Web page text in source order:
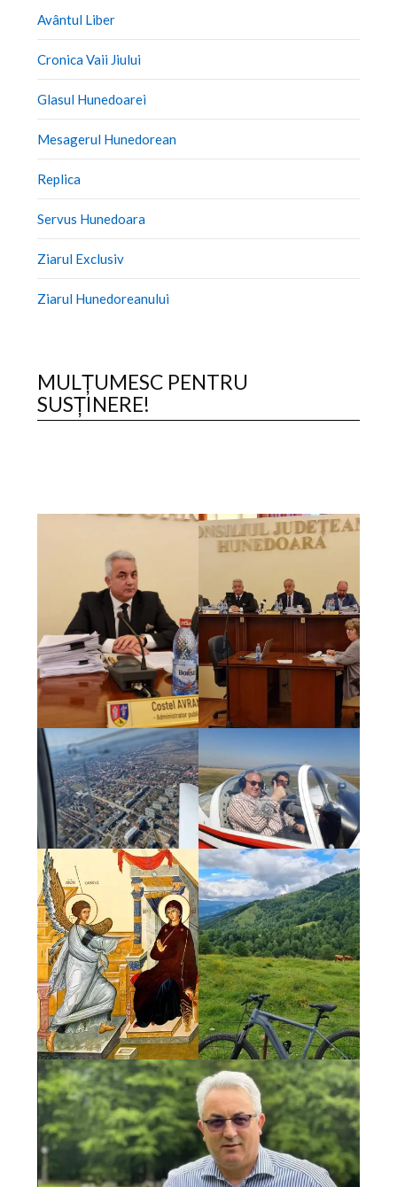
Avântul Liber
Cronica Vaii Jiului
Glasul Hunedoarei
Mesagerul Hunedorean
Replica
Servus Hunedoara
Ziarul Exclusiv
Ziarul Hunedoreanului
MULȚUMESC PENTRU
SUSȚINERE!